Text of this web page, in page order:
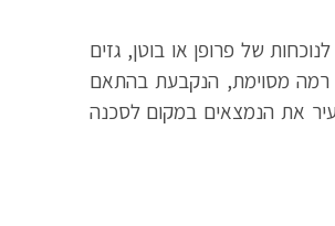
של פרופן או בוטן, גזים
רמה מסוימת, הנקבעת בהתאם
את הנמצאים במקום לסכנה